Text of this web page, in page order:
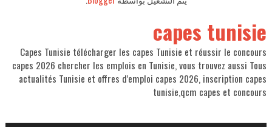
capes tunisie
Capes Tunisie télécharger les capes Tunisie et réussir le concours
capes 2026 chercher les emplois en Tunisie, vous trouvez aussi Tous
actualités Tunisie et offres d'emploi capes 2026, inscription capes
tunisie,qcm capes et concours